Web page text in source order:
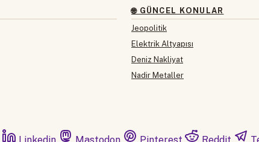
🌐 GÜNCEL KONULAR
Jeopolitik
Elektrik Altyapısı
Deniz Nakliyat
Nadir Metaller